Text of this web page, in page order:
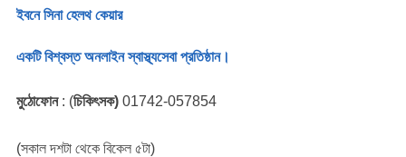
ইবনে সিনা হেলথ কেয়ার
একটি বিশ্বস্ত অনলাইন স্বাস্থ্যসেবা প্রতিষ্ঠান।
মুঠোফোন: (চিকিৎসক)01742-057854
(সকাল দশটা থেকে বিকেল ৫টা)